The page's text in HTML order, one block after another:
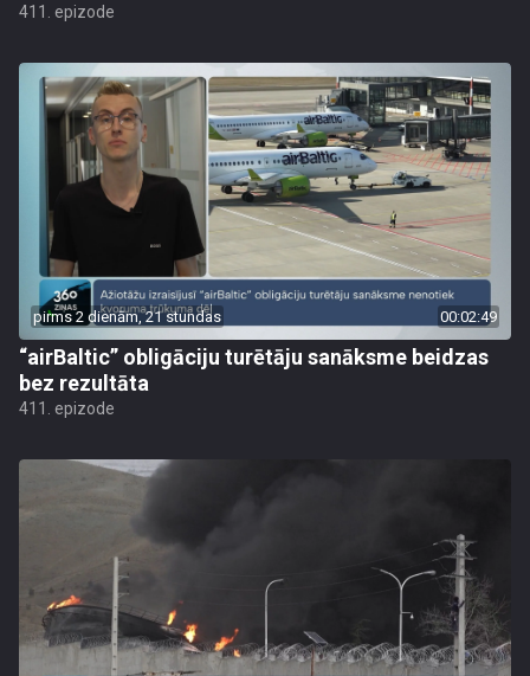
411. epizode
pirms 2 dienām, 21 stundas 00:02:49
“airBaltic” obligāciju turētāju sanāksme beidzas
bez rezultāta
411. epizode